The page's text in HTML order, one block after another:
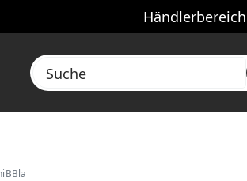
Händlerbereich
Suche